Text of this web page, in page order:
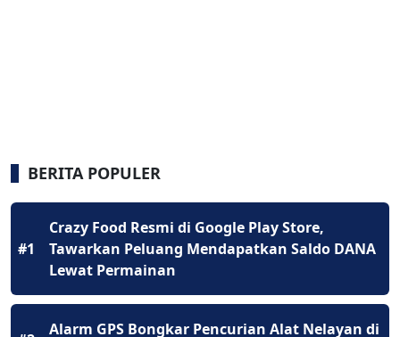
BERITA POPULER
#1
Crazy Food Resmi di Google Play Store,
Tawarkan Peluang Mendapatkan Saldo DANA
Lewat Permainan
Alarm GPS Bongkar Pencurian Alat Nelayan di